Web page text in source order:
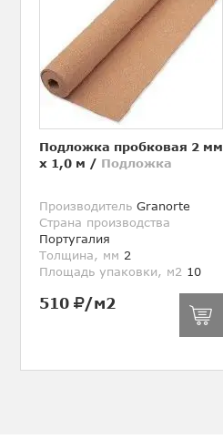
Подложка пробковая 2 мм
х 1,0 м / Подложка
Производитель Granorte
Страна производства
Португалия
Толщина, мм 2
Площадь упаковки, м2 10
510 /м2